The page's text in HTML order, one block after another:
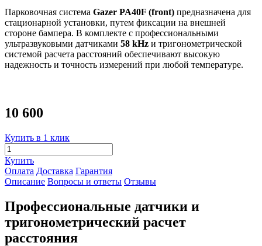
Парковочная система Gazer PA40F (front) предназначена для
стационарной установки, путем фиксации на внешней
стороне бампера. В комплекте с профессиональными
ультразвуковыми датчиками 58 kHz и тригонометрической
системой расчета расстояний обеспечивают высокую
надежность и точность измерений при любой температуре.
10 600
Купить в 1 клик
Купить
Оплата Доставка Гарантия
Описание Вопросы и ответы Отзывы
Профессиональные датчики и
тригонометрический расчет
расстояния